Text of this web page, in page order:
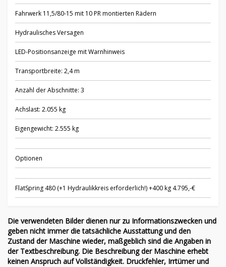
Fahrwerk 11,5/80-15 mit 10 PR montierten Rädern
Hydraulisches Versagen
LED-Positionsanzeige mit Warnhinweis
Transportbreite: 2,4 m
Anzahl der Abschnitte: 3
Achslast: 2.055 kg
Eigengewicht: 2.555 kg
Optionen
FlatSpring 480 (+1 Hydraulikkreis erforderlich!) +400 kg 4.795,-€
Die verwendeten Bilder dienen nur zu Informationszwecken und
geben nicht immer die tatsächliche Ausstattung und den
Zustand der Maschine wieder, maßgeblich sind die Angaben in
der Textbeschreibung. Die Beschreibung der Maschine erhebt
keinen Anspruch auf Vollständigkeit. Druckfehler, Irrtümer und